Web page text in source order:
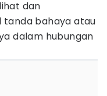
dan
tanda bahaya atau
dalam hubungan